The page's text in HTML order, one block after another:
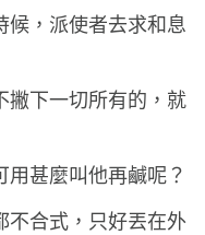
候，派使者去求和息
撇下一切所有的，就
甚麼叫他再鹹呢？
不合式，只好丟在外